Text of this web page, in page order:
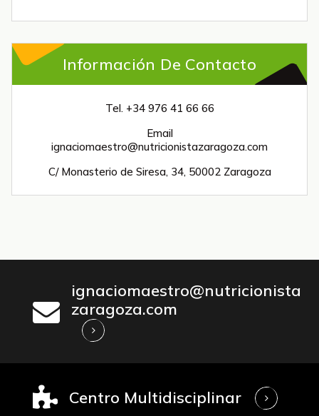
Información De Contacto
Tel. +34 976 41 66 66
Email
ignaciomaestro@nutricionistazaragoza.com
C/ Monasterio de Siresa, 34, 50002 Zaragoza
ignaciomaestro@nutricionista
zaragoza.com
Centro Multidisciplinar